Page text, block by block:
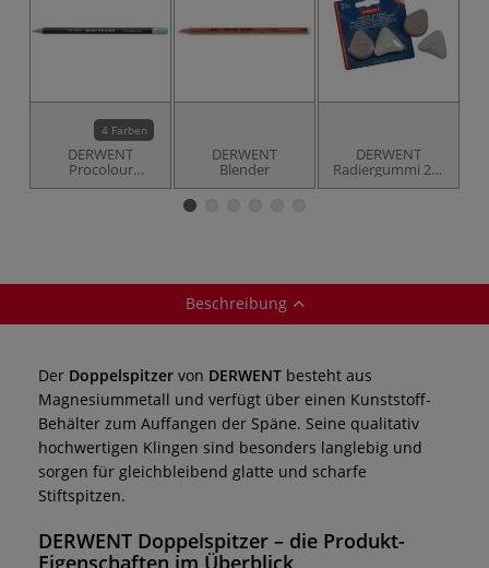
4 Farben
DERWENT
Procolour
Farbstifte
DERWENT
Blender
DERWENT
Radiergummi 2er
Set
Beschreibung
Der Doppelspitzer von DERWENT besteht aus
Magnesiummetall und verfügt über einen Kunststoff-
Behälter zum Auffangen der Späne. Seine qualitativ
hochwertigen Klingen sind besonders langlebig und
sorgen für gleichbleibend glatte und scharfe
Stiftspitzen.
DERWENT Doppelspitzer – die Produkt-
Eigenschaften im Überblick